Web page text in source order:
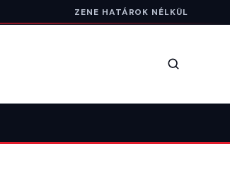
ZENE HATÁROK NÉLKÜL
Keresés